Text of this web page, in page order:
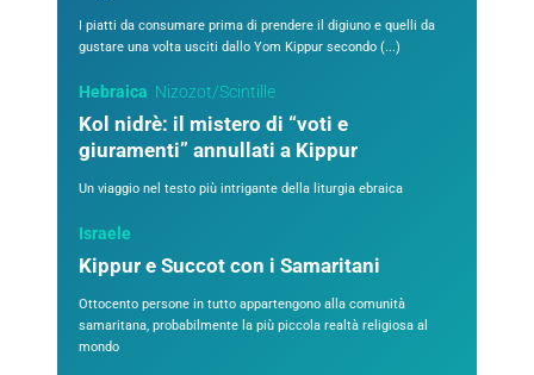
I piatti da consumare prima di prendere il digiuno e quelli da
gustare una volta usciti dallo Yom Kippur secondo (...)
Hebraica Nizozot/Scintille
Kol nidrè: il mistero di “voti e
giuramenti” annullati a Kippur
Un viaggio nel testo più intrigante della liturgia ebraica
Israele
Kippur e Succot con i Samaritani
Ottocento persone in tutto appartengono alla comunità
samaritana, probabilmente la più piccola realtà religiosa al
mondo